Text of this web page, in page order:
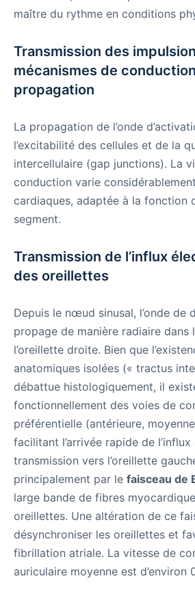
maître du rythme en conditions
Transmission des
mécanismes de
propagation
La propagation de l’onde
l’excitabilité des cellules et de la
intercellulaire (gap junctions). La
conduction varie
cardiaques, adaptée à la fonction
segment.
Transmission de l’influx
des oreillettes
Depuis le nœud sinusal, l’onde de
propage de manière radiaire dans
l’oreillette droite. Bien que
anatomiques isolées (« tractus
débattue histologiquement, il
fonctionnellement des voies de
préférentielle (antérieure,
facilitant l’arrivée rapide de
transmission vers l’oreillette
principalement par le faisceau de
large bande de fibres
oreillettes. Une altération de ce
désynchroniser les oreillettes et
fibrillation atriale. La vitesse de
auriculaire moyenne est d’environ